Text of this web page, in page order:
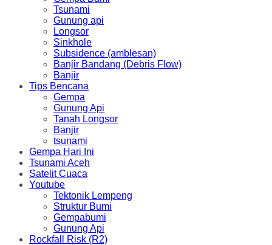
Tsunami
Gunung api
Longsor
Sinkhole
Subsidence (amblesan)
Banjir Bandang (Debris Flow)
Banjir
Tips Bencana
Gempa
Gunung Api
Tanah Longsor
Banjir
tsunami
Gempa Hari Ini
Tsunami Aceh
Satelit Cuaca
Youtube
Tektonik Lempeng
Struktur Bumi
Gempabumi
Gunung Api
Rockfall Risk (R2)